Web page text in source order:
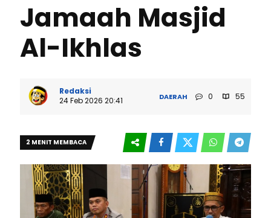
Jamaah Masjid
Al-Ikhlas
Redaksi
24 Feb 2026 20:41
DAERAH 0 55
2 MENIT MEMBACA